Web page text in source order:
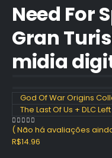
Need For
Gran
midia
God Of War Origins
The Last Of Us + DLC
0 out of 5
( Não há avaliações
R$14.96